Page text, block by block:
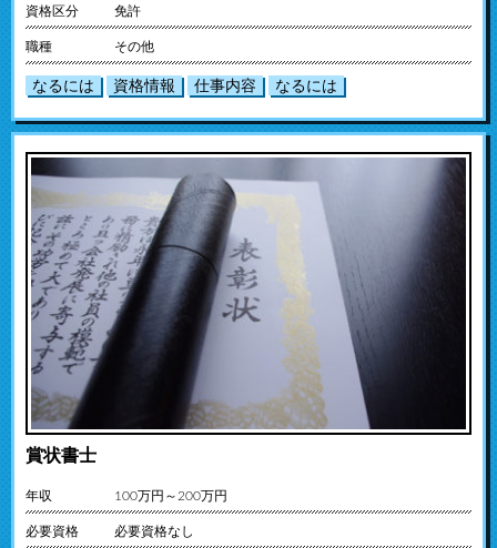
資格区分 免許
職種 その他
なるには 資格情報 仕事内容 なるには
賞状書士
年収 100万円～200万円
必要資格 必要資格なし